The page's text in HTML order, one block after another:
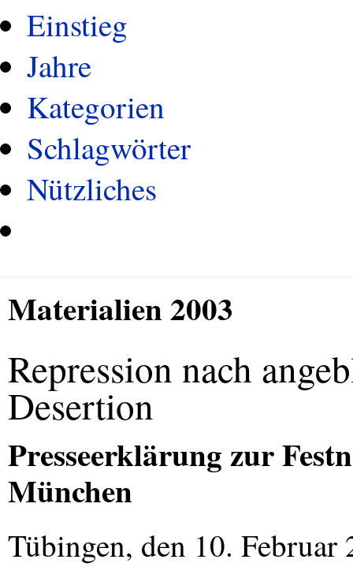
Einstieg
Jahre
Kategorien
Schlagwörter
Nützliches
Materialien 2003
Repression nach
Desertion
Presseerklärung zur
München
Tübingen, den 10. Februar